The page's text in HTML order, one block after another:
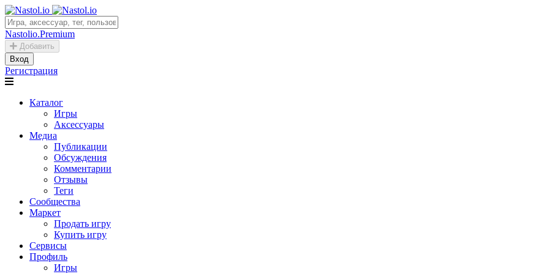
Nastolio.Premium
Добавить
Вход
Регистрация
Каталог
Игры
Аксессуары
Медиа
Публикации
Обсуждения
Комментарии
Отзывы
Теги
Сообщества
Маркет
Продать игру
Купить игру
Сервисы
Профиль
Игры